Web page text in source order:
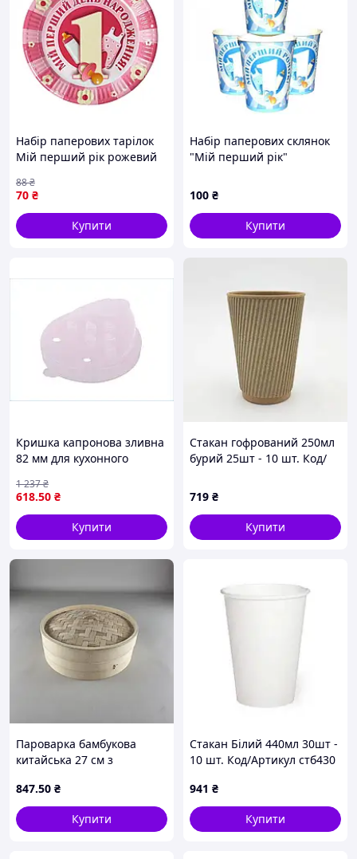
Набір паперових тарілок
Мій перший рік рожевий
70 ₴
88₴
Купити
Набір паперових склянок
"Мій перший рік"
шт
100 ₴
Купити
Кришка капронова зливна
82 мм для кухонного
отворами для зливання
100 шт.
618.50 ₴
1 237₴
Купити
Стакан гофрований 250мл
бурий 25шт - 10 шт. Код/
719 ₴
Купити
Пароварка бамбукова
китайська 27 см з
посуд для Правильне
Харчування та азіатської
кухні (1 шт)
847.50 ₴
Купити
Стакан Білий 440мл 30шт -
10 шт. Код/Артикул стб430
941 ₴
Купити